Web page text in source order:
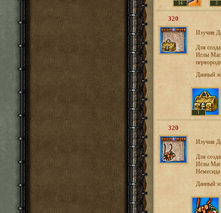
16 2
320
Изучив
Для
Иглы
Данный
1
320
Изучив
Для
Иглы
Немесида
Данный